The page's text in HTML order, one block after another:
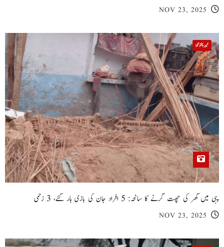
NOV 23, 2025
خیبر پختونخوا
پبی میں گھر کی چھت گرنے کا سانحہ: 5 افراد جان کی بازی ہار گئے، 3 زخمی
NOV 23, 2025